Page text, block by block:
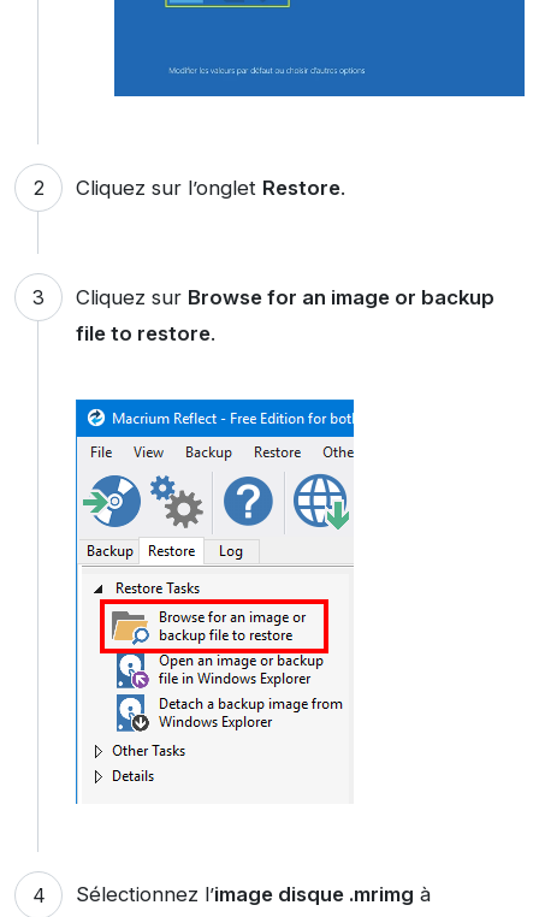
Cliquez sur l’onglet Restore.
Cliquez sur Browse for an image or backup
file to restore.
Sélectionnez l’image disque .mrimg à